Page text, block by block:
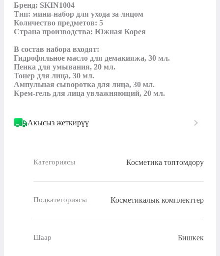
Бренд: SKIN1004
Тип: мини-набор для ухода за лицом
Количество предметов: 5
Страна производства: Южная Корея
В состав набора входят:
Гидрофильное масло для демакияжа, 30 мл.
Пенка для умывания, 20 мл.
Тонер для лица, 30 мл.
Ампульная сыворотка для лица, 30 мл.
Крем-гель для лица увлажняющий, 20 мл.
Акысыз жеткирүү
Категориясы Косметика топтомдору
Подкатегориясы Косметикалык комплекттер
Шаар Бишкек